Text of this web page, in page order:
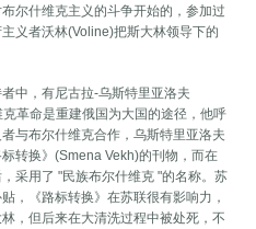
尔什维克主义的斗争开始的，参加过
义者沃林(Voline)把斯大林领导下的
中，有尼古拉-乌斯特里亚洛夫
革命是重建俄国为大国的途径，他呼
与布尔什维克合作，乌斯特里亚洛夫
转换》(Smena Vekh)的刊物，而在
采用了 "民族布尔什维克 "的名称。苏
，《路标转换》在苏联很有影响力，
，但后来在大清洗过程中被处死，不